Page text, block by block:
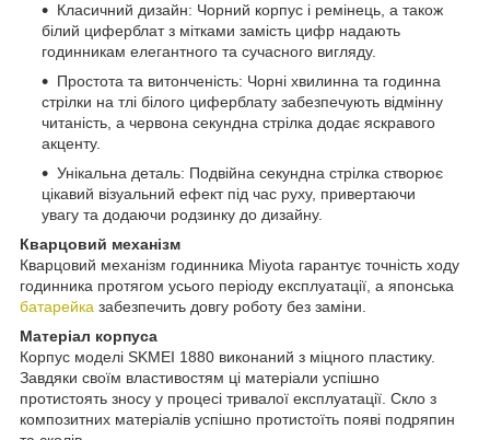
Класичний дизайн: Чорний корпус і ремінець, а також
білий циферблат з мітками замість цифр надають
годинникам елегантного та сучасного вигляду.
Простота та витонченість: Чорні хвилинна та годинна
стрілки на тлі білого циферблату забезпечують відмінну
читаність, а червона секундна стрілка додає яскравого
акценту.
Унікальна деталь: Подвійна секундна стрілка створює
цікавий візуальний ефект під час руху, привертаючи
увагу та додаючи родзинку до дизайну.
Кварцовий механізм
Кварцовий механізм годинника Miyota гарантує точність ходу
годинника протягом усього періоду експлуатації, а японська
батарейка забезпечить довгу роботу без заміни.
Матеріал корпуса
Корпус моделі SKMEI 1880 виконаний з міцного пластику.
Завдяки своїм властивостям ці матеріали успішно
протистоять зносу у процесі тривалої експлуатації. Скло з
композитних матеріалів успішно протистоїть появі подряпин